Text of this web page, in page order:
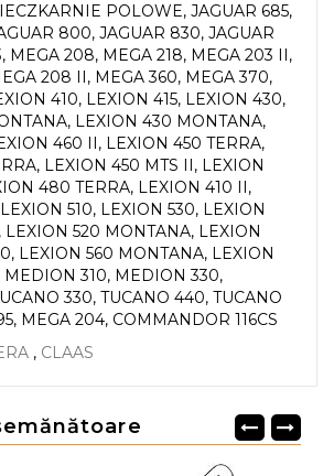
POLOWE, JAGUAR 685,
800, JAGUAR 830, JAGUAR
MEGA 208, MEGA 218, MEGA 203 II,
208 II, MEGA 360, MEGA 370,
410, LEXION 415, LEXION 430,
LEXION 430 MONTANA,
460 II, LEXION 450 TERRA,
LEXION 450 MTS II, LEXION
480 TERRA, LEXION 410 II,
510, LEXION 530, LEXION
520 MONTANA, LEXION
LEXION 560 MONTANA, LEXION
MEDION 310, MEDION 330,
330, TUCANO 440, TUCANO
MEGA 204, COMMANDOR 116CS
, CLAAS